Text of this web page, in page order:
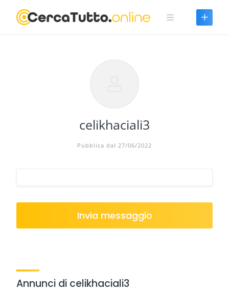
celikhaciali3
Pubblica dal 27/06/2022
Invia messaggio
Annunci di celikhaciali3